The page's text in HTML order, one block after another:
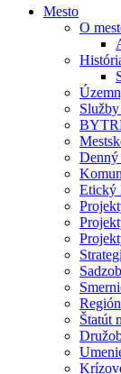
Mesto
O
Denný
Etický
Štatút